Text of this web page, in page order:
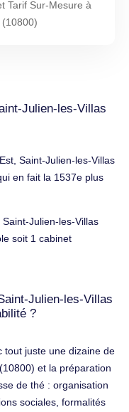
Tarif Sur-Mesure à
(10800)
Julien-les-Villas
Saint-Julien-les-Villas
en fait la 1537e plus
Julien-les-Villas
soit 1 cabinet
Julien-les-Villas
?
tout juste une dizaine de
et la préparation
de thé : organisation
sociales, formalités